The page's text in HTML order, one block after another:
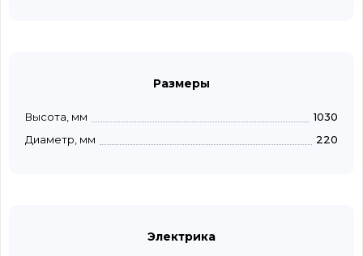
Размеры
Высота, мм
1030
Диаметр, мм
220
Электрика